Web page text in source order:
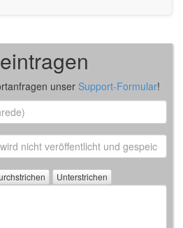
unser Support-Formular!